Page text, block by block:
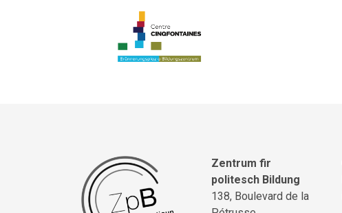
Zentrum fir
politesch Bildung
138, Boulevard de la